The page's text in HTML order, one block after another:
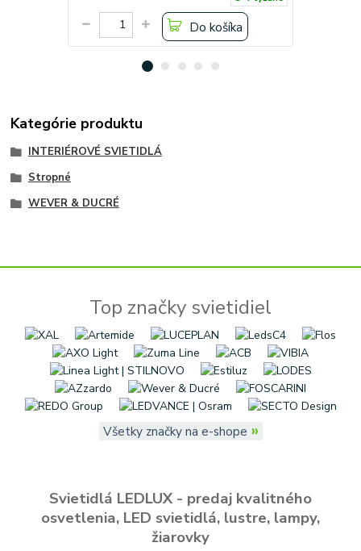
Do košíka
Kategórie produktu
INTERIÉROVÉ SVIETIDLÁ
Stropné
WEVER & DUCRÉ
Top značky svietidiel
Všetky značky na e-shope »
Svietidlá LEDLUX - predaj kvalitného
osvetlenia, LED svietidlá, lustre, lampy,
žiarovky